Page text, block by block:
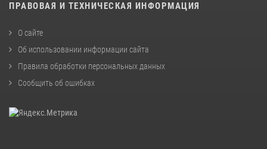
ПРАВОВАЯ И ТЕХНИЧЕСКАЯ ИНФОРМАЦИЯ
О сайте
Об использовании информации сайта
Правила обработки персональных данных
Сообщить об ошибках